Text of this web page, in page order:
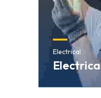
Electrical